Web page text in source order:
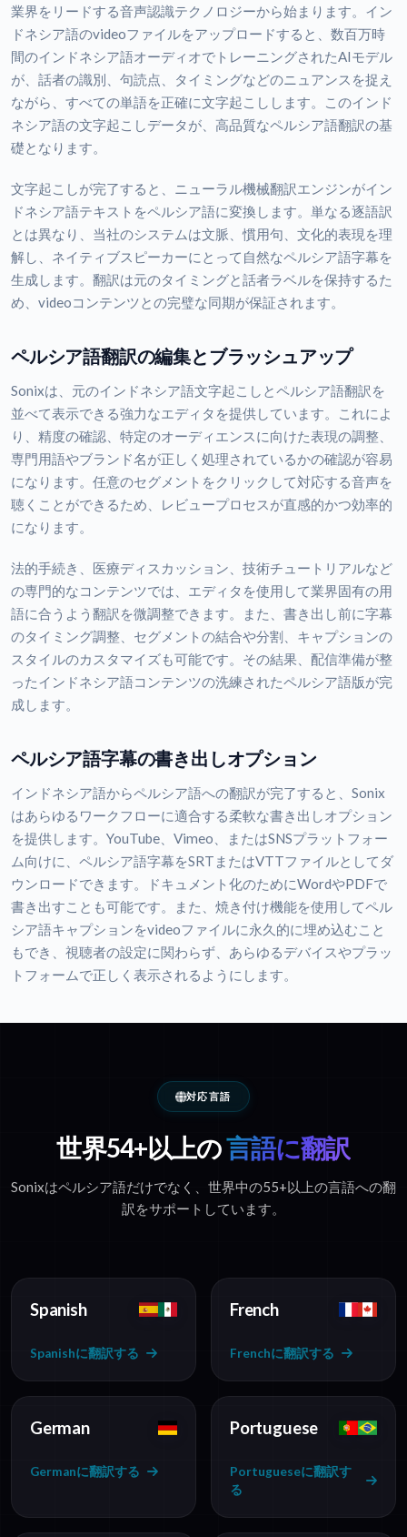
業界をリードする音声認識テクノロジーから始まります。イン
ドネシア語のvideoファイルをアップロードすると、数百万時
間のインドネシア語オーディオでトレーニングされたAIモデル
が、話者の識別、句読点、タイミングなどのニュアンスを捉え
ながら、すべての単語を正確に文字起こしします。このインド
ネシア語の文字起こしデータが、高品質なペルシア語翻訳の基
礎となります。
文字起こしが完了すると、ニューラル機械翻訳エンジンがイン
ドネシア語テキストをペルシア語に変換します。単なる逐語訳
とは異なり、当社のシステムは文脈、慣用句、文化的表現を理
解し、ネイティブスピーカーにとって自然なペルシア語字幕を
生成します。翻訳は元のタイミングと話者ラベルを保持するた
め、videoコンテンツとの完璧な同期が保証されます。
ペルシア語翻訳の編集とブラッシュアップ
Sonixは、元のインドネシア語文字起こしとペルシア語翻訳を
並べて表示できる強力なエディタを提供しています。これによ
り、精度の確認、特定のオーディエンスに向けた表現の調整、
専門用語やブランド名が正しく処理されているかの確認が容易
になります。任意のセグメントをクリックして対応する音声を
聴くことができるため、レビュープロセスが直感的かつ効率的
になります。
法的手続き、医療ディスカッション、技術チュートリアルなど
の専門的なコンテンツでは、エディタを使用して業界固有の用
語に合うよう翻訳を微調整できます。また、書き出し前に字幕
のタイミング調整、セグメントの結合や分割、キャプションの
スタイルのカスタマイズも可能です。その結果、配信準備が整
ったインドネシア語コンテンツの洗練されたペルシア語版が完
成します。
ペルシア語字幕の書き出しオプション
インドネシア語からペルシア語への翻訳が完了すると、Sonix
はあらゆるワークフローに適合する柔軟な書き出しオプション
を提供します。YouTube、Vimeo、またはSNSプラットフォー
ム向けに、ペルシア語字幕をSRTまたはVTTファイルとしてダ
ウンロードできます。ドキュメント化のためにWordやPDFで
書き出すことも可能です。また、焼き付け機能を使用してペル
シア語キャプションをvideoファイルに永久的に埋め込むこと
もでき、視聴者の設定に関わらず、あらゆるデバイスやプラッ
トフォームで正しく表示されるようにします。
対応言語
世界54+以上の言語に翻訳
Sonixはペルシア語だけでなく、世界中の55+以上の言語への翻
訳をサポートしています。
Spanish
Spanishに翻訳する
French
Frenchに翻訳する
German
Germanに翻訳する
Portuguese
Portugueseに翻訳す
る